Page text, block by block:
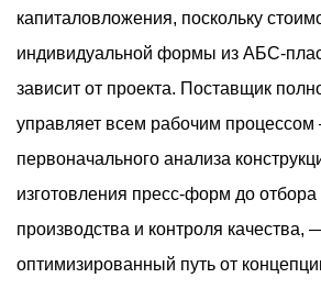
капиталовложения, поскольку
индивидуальной формы из АБС-
зависит от проекта. Поставщик
управляет всем рабочим
первоначального анализа
изготовления пресс-форм до отбора
производства и контроля качества,
оптимизированный путь от